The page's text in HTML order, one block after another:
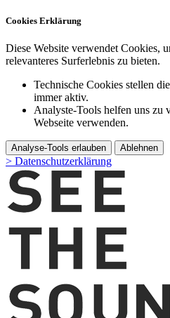
Cookies Erklärung
Diese Website verwendet Cookies,
relevanteres Surferlebnis zu bieten.
Technische Cookies stellen
immer aktiv.
Analyste-Tools helfen uns zu
Webseite verwenden.
Analyse-Tools erlauben Ablehnen
> Datenschutzerklärung